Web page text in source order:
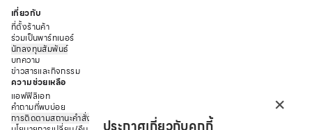
เกี่ยวกับ
ที่ตั้งร้านค้า
ร่วมเป็นพาร์ทเนอร์
นักลงทุนสัมพันธ์
บทความ
ข่าวสารและกิจกรรม
ความช่วยเหลือ
แอฟฟิลิเอท
คำถามที่พบบ่อย
การติดตามสถานะคำสั่งซื้อ
×